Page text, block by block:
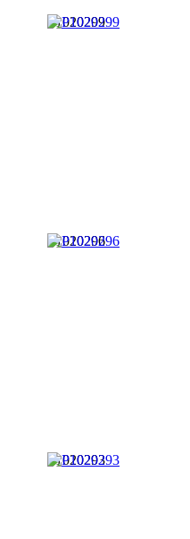
P1020299
P1020296
P1020293